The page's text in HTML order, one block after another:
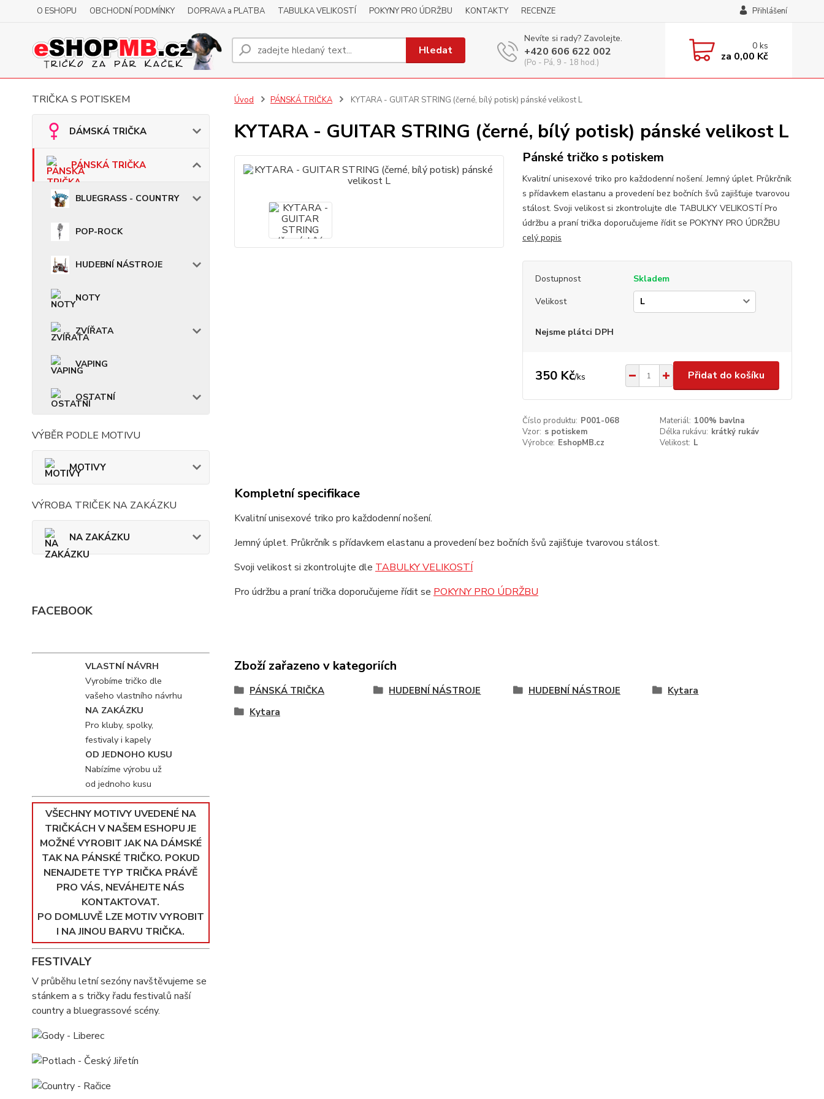
O ESHOPU OBCHODNÍ PODMÍNKY DOPRAVA a PLATBA TABULKA VELIKOSTÍ POKYNY PRO ÚDRŽBU KONTAKTY RECENZE Přihlášení
Hledat
Nevíte si rady? Zavolejte.
+420 606 622 002
(Po - Pá, 9 - 18 hod.)
0ks
za 0,00 Kč
TRIČKA S POTISKEM
DÁMSKÁ TRIČKA
PÁNSKÁ TRIČKA
BLUEGRASS - COUNTRY
POP-ROCK
HUDEBNÍ NÁSTROJE
NOTY
ZVÍŘATA
VAPING
OSTATNÍ
VÝBĚR PODLE MOTIVU
MOTIVY
VÝROBA TRIČEK NA ZAKÁZKU
NA ZAKÁZKU
FACEBOOK
VLASTNÍ NÁVRH
Vyrobíme tričko dle
vašeho vlastního návrhu
NA ZAKÁZKU
Pro kluby, spolky,
festivaly i kapely
OD JEDNOHO KUSU
Nabízíme výrobu už
od jednoho kusu
VŠECHNY MOTIVY UVEDENÉ NA
TRIČKÁCH V NAŠEM ESHOPU JE
MOŽNÉ VYROBIT JAK NA DÁMSKÉ
TAK NA PÁNSKÉ TRIČKO. POKUD
NENAJDETE TYP TRIČKA PRÁVĚ
PRO VÁS, NEVÁHEJTE NÁS
KONTAKTOVAT.
PO DOMLUVĚ LZE MOTIV VYROBIT
I NA JINOU BARVU TRIČKA.
FESTIVALY
V průběhu letní sezóny navštěvujeme se
stánkem a s tričky řadu festivalů naší
country a bluegrassové scény.
Úvod PÁNSKÁ TRIČKA KYTARA - GUITAR STRING (černé, bílý potisk) pánské velikost L
KYTARA - GUITAR STRING (černé, bílý potisk) pánské velikost L
Pánské tričko s potiskem
Kvalitní unisexové triko pro každodenní nošení. Jemný úplet. Průkrčník
s přídavkem elastanu a provedení bez bočních švů zajišťuje tvarovou
stálost. Svoji velikost si zkontrolujte dle TABULKY VELIKOSTÍ Pro
údržbu a praní trička doporučujeme řídit se POKYNY PRO ÚDRŽBU
celý popis
Dostupnost
Skladem
Velikost
Nejsme plátci DPH
350 Kč/ks Přidat do košíku
Číslo produktu: P001-068 Materiál: 100% bavlna
Vzor: s potiskem Délka rukávu: krátký rukáv
Výrobce: EshopMB.cz Velikost: L
Kompletní specifikace
Kvalitní unisexové triko pro každodenní nošení.
Jemný úplet. Průkrčník s přídavkem elastanu a provedení bez bočních švů zajišťuje tvarovou stálost.
Svoji velikost si zkontrolujte dle TABULKY VELIKOSTÍ
Pro údržbu a praní trička doporučujeme řídit se POKYNY PRO ÚDRŽBU
Zboží zařazeno v kategoriích
PÁNSKÁ TRIČKA HUDEBNÍ NÁSTROJE HUDEBNÍ NÁSTROJE
Kytara
Kytara